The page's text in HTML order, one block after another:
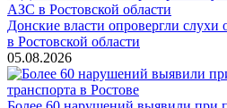
Донские власти опровергли
в Ростовской области
05.08.2026